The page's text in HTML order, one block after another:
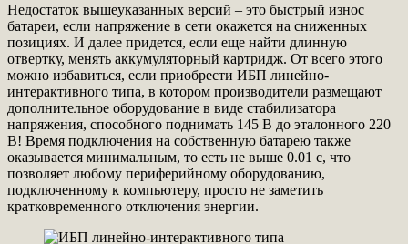
Недостаток вышеуказанных версий – это быстрый износ
батареи, если напряжение в сети окажется на сниженных
позициях. И далее придется, если еще найти длинную
отвертку, менять аккумуляторный картридж. От всего этого
можно избавиться, если приобрести ИБП линейно-
интерактивного типа, в котором производители размещают
дополнительное оборудование в виде стабилизатора
напряжения, способного поднимать 145 В до эталонного 220
В! Время подключения на собственную батарею также
оказывается минимальным, то есть не выше 0.01 с, что
позволяет любому периферийному оборудованию,
подключенному к компьютеру, просто не заметить
кратковременного отключения энергии.